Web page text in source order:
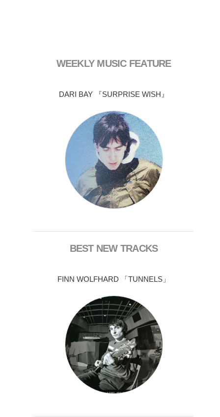
WEEKLY MUSIC FEATURE
DARI BAY 『SURPRISE WISH』
BEST NEW TRACKS
FINN WOLFHARD 「TUNNELS」